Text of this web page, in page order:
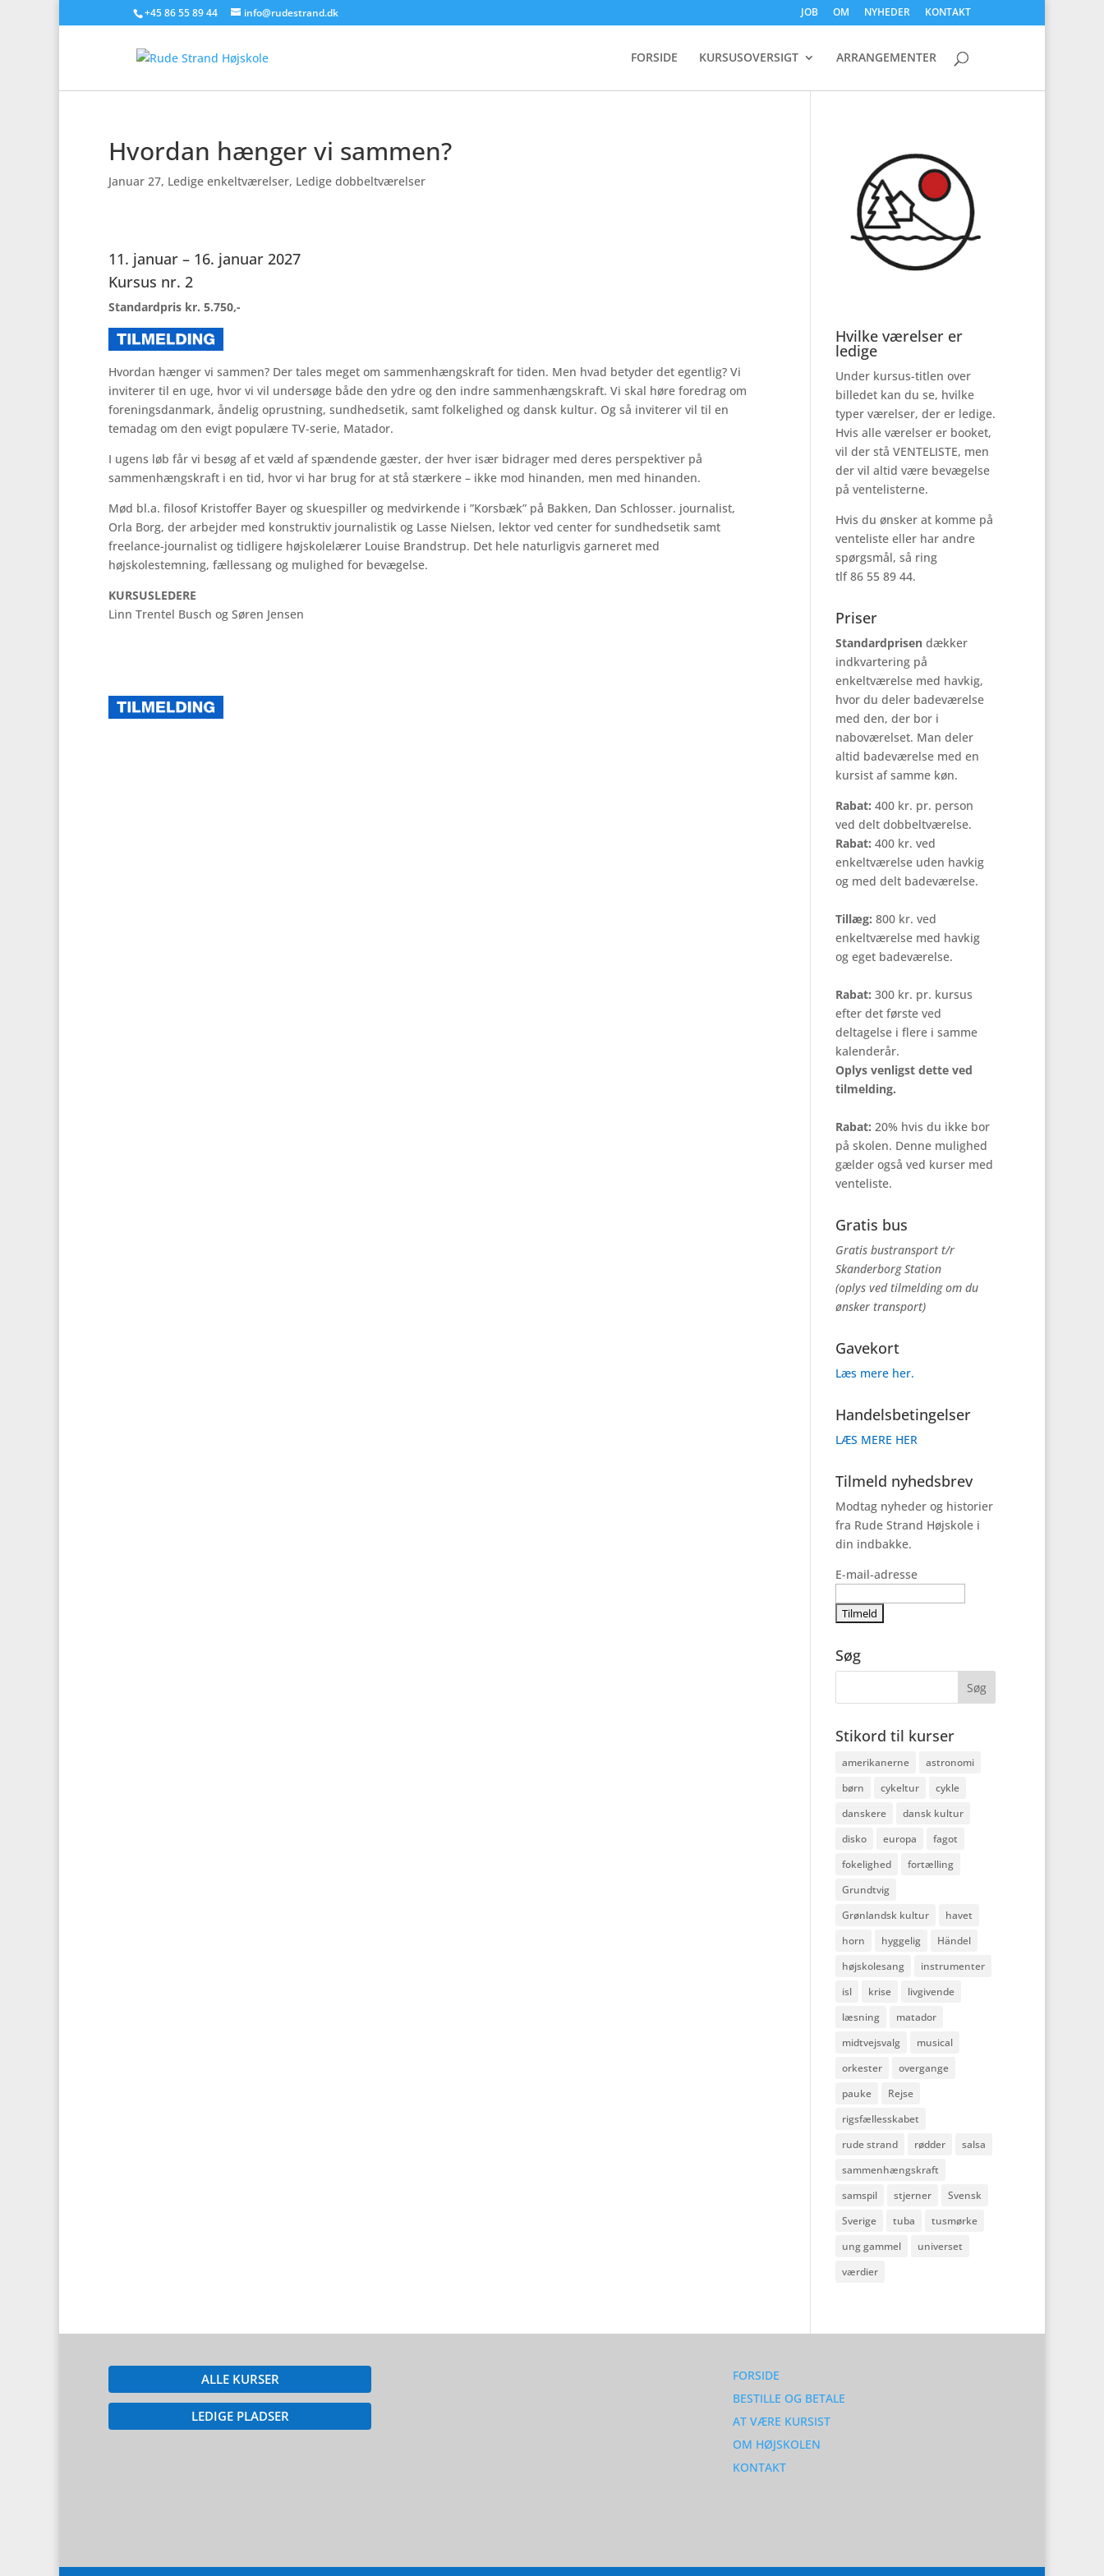
+45 86 55 89 44 info@rudestrand.dk JOB OM NYHEDER KONTAKT
FORSIDE KURSUSOVERSIGT ARRANGEMENTER
Hvordan hænger vi sammen?
Januar 27, Ledige enkeltværelser, Ledige dobbeltværelser
11. januar – 16. januar 2027
Kursus nr. 2
Standardpris kr. 5.750,-
Hvordan hænger vi sammen? Der tales meget om sammenhængskraft for tiden. Men hvad betyder det egentlig? Vi
inviterer til en uge, hvor vi vil undersøge både den ydre og den indre sammenhængskraft. Vi skal høre foredrag om
foreningsdanmark, åndelig oprustning, sundhedsetik, samt folkelighed og dansk kultur. Og så inviterer vil til en
temadag om den evigt populære TV-serie, Matador.
I ugens løb får vi besøg af et væld af spændende gæster, der hver især bidrager med deres perspektiver på
sammenhængskraft i en tid, hvor vi har brug for at stå stærkere – ikke mod hinanden, men med hinanden.
Mød bl.a. filosof Kristoffer Bayer og skuespiller og medvirkende i ”Korsbæk” på Bakken, Dan Schlosser. journalist,
Orla Borg, der arbejder med konstruktiv journalistik og Lasse Nielsen, lektor ved center for sundhedsetik samt
freelance-journalist og tidligere højskolelærer Louise Brandstrup. Det hele naturligvis garneret med
højskolestemning, fællessang og mulighed for bevægelse.
KURSUSLEDERE
Linn Trentel Busch og Søren Jensen
Hvilke værelser er
ledige
Under kursus-titlen over
billedet kan du se, hvilke
typer værelser, der er ledige.
Hvis alle værelser er booket,
vil der stå VENTELISTE, men
der vil altid være bevægelse
på ventelisterne.
Hvis du ønsker at komme på
venteliste eller har andre
spørgsmål, så ring
tlf 86 55 89 44.
Priser
Standardprisen dækker
indkvartering på
enkeltværelse med havkig,
hvor du deler badeværelse
med den, der bor i
naboværelset. Man deler
altid badeværelse med en
kursist af samme køn.
Rabat: 400 kr. pr. person
ved delt dobbeltværelse.
Rabat: 400 kr. ved
enkeltværelse uden havkig
og med delt badeværelse.
Tillæg: 800 kr. ved
enkeltværelse med havkig
og eget badeværelse.
Rabat: 300 kr. pr. kursus
efter det første ved
deltagelse i flere i samme
kalenderår.
Oplys venligst dette ved
tilmelding.
Rabat: 20% hvis du ikke bor
på skolen. Denne mulighed
gælder også ved kurser med
venteliste.
Gratis bus
Gratis bustransport t/r
Skanderborg Station
(oplys ved tilmelding om du
ønsker transport)
Gavekort
Læs mere her.
Handelsbetingelser
LÆS MERE HER
Tilmeld nyhedsbrev
Modtag nyheder og historier
fra Rude Strand Højskole i
din indbakke.
E-mail-adresse
Søg
Stikord til kurser
amerikanerne
astronomi
børn
cykeltur
cykle
danskere
dansk kultur
disko
europa
fagot
fokelighed
fortælling
Grundtvig
Grønlandsk kultur
havet
horn
hyggelig
Händel
højskolesang
instrumenter
isl
krise
livgivende
læsning
matador
midtvejsvalg
musical
orkester
overgange
pauke
Rejse
rigsfællesskabet
rude strand
rødder
salsa
sammenhængskraft
samspil
stjerner
Svensk
Sverige
tuba
tusmørke
ung gammel
universet
værdier
ALLE KURSER
LEDIGE PLADSER
FORSIDE
BESTILLE OG BETALE
AT VÆRE KURSIST
OM HØJSKOLEN
KONTAKT